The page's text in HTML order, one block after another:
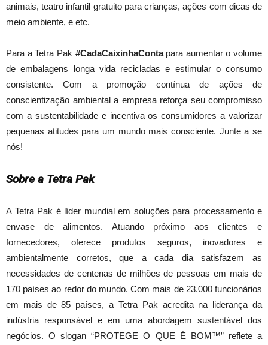
animais, teatro infantil gratuito para crianças, ações com dicas de
meio ambiente, e etc.
Para a Tetra Pak #CadaCaixinhaContapara aumentar o volume
de embalagens longa vida recicladas e estimular o consumo
consistente. Com a promoção contínua de ações de
conscientização ambiental a empresa reforça seu compromisso
com a sustentabilidade e incentiva os consumidores a valorizar
pequenas atitudes para um mundo mais consciente. Junte a se
nós!
Sobre a Tetra Pak
A Tetra Pak é líder mundial em soluções para processamento e
envase de alimentos. Atuando próximo aos clientes e
fornecedores, oferece produtos seguros, inovadores e
ambientalmente corretos, que a cada dia satisfazem as
necessidades de centenas de milhões de pessoas em mais de
170 países ao redor do mundo. Com mais de 23.000 funcionários
em mais de 85 países, a Tetra Pak acredita na liderança da
indústria responsável e em uma abordagem sustentável dos
negócios. O slogan “PROTEGE O QUE É BOM™” reflete a